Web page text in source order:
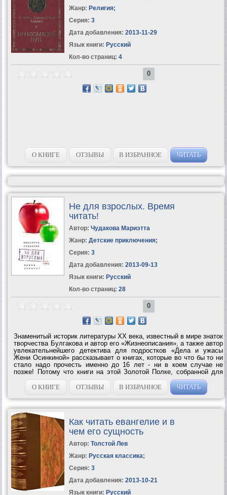
Жанр: Религия;
Серия: 3
Дата добавления: 2013-11-29
Язык книги: Русский
Кол-во страниц: 4
0
О КНИГЕ ОТЗЫВЫ В ИЗБРАННОЕ ЧИТАТЬ
Не для взрослых. Время
читать!
Автор: Чудакова Мариэтта
Жанр: Детские приключения;
Серия: 3
Дата добавления: 2013-09-13
Язык книги: Русский
Кол-во страниц: 28
0
Знаменитый историк литературы ХХ века, известный в мире знаток
творчества Булгакова и автор его «Жизнеописания», а также автор
увлекательнейшего детектива для подростков «Дела и ужасы
Жени Осинкиной» рассказывает о книгах, которые во что бы то ни
стало надо прочесть именно до 16 лет - ни в коем случае не
позже! Потому что книги на этой Золотой Полке, собранной для
вас Мариэттой Чудаковой, так хитро написаны, что если вы
опоздаете и...
О КНИГЕ ОТЗЫВЫ В ИЗБРАННОЕ ЧИТАТЬ
Как читать евангелие и в
чем его сущность
Автор: Толстой Лев
Жанр: Русская классика;
Серия: 3
Дата добавления: 2013-10-21
Язык книги: Русский